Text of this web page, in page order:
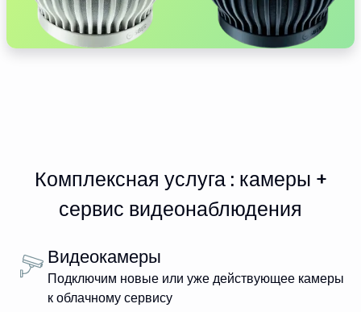
Комплексная услуга : камеры +
сервис видеонаблюдения
Видеокамеры
Подключим новые или уже действующее камеры
к облачному сервису